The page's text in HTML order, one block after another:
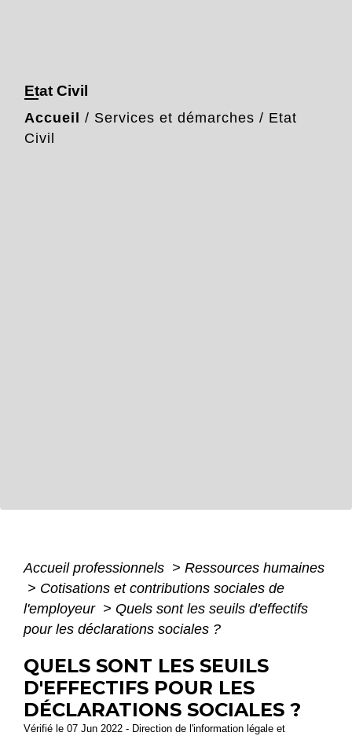
Etat Civil
Accueil / Services et démarches / Etat
Civil
Accueil professionnels > Ressources humaines
> Cotisations et contributions sociales de
l'employeur > Quels sont les seuils d'effectifs
pour les déclarations sociales ?
QUELS SONT LES SEUILS
D'EFFECTIFS POUR LES
DÉCLARATIONS SOCIALES ?
Vérifié le 07 Jun 2022 - Direction de l'information légale et